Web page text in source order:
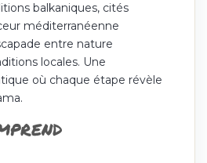
balkaniques, cités
méditerranéenne
entre nature
locales. Une
où chaque étape révèle